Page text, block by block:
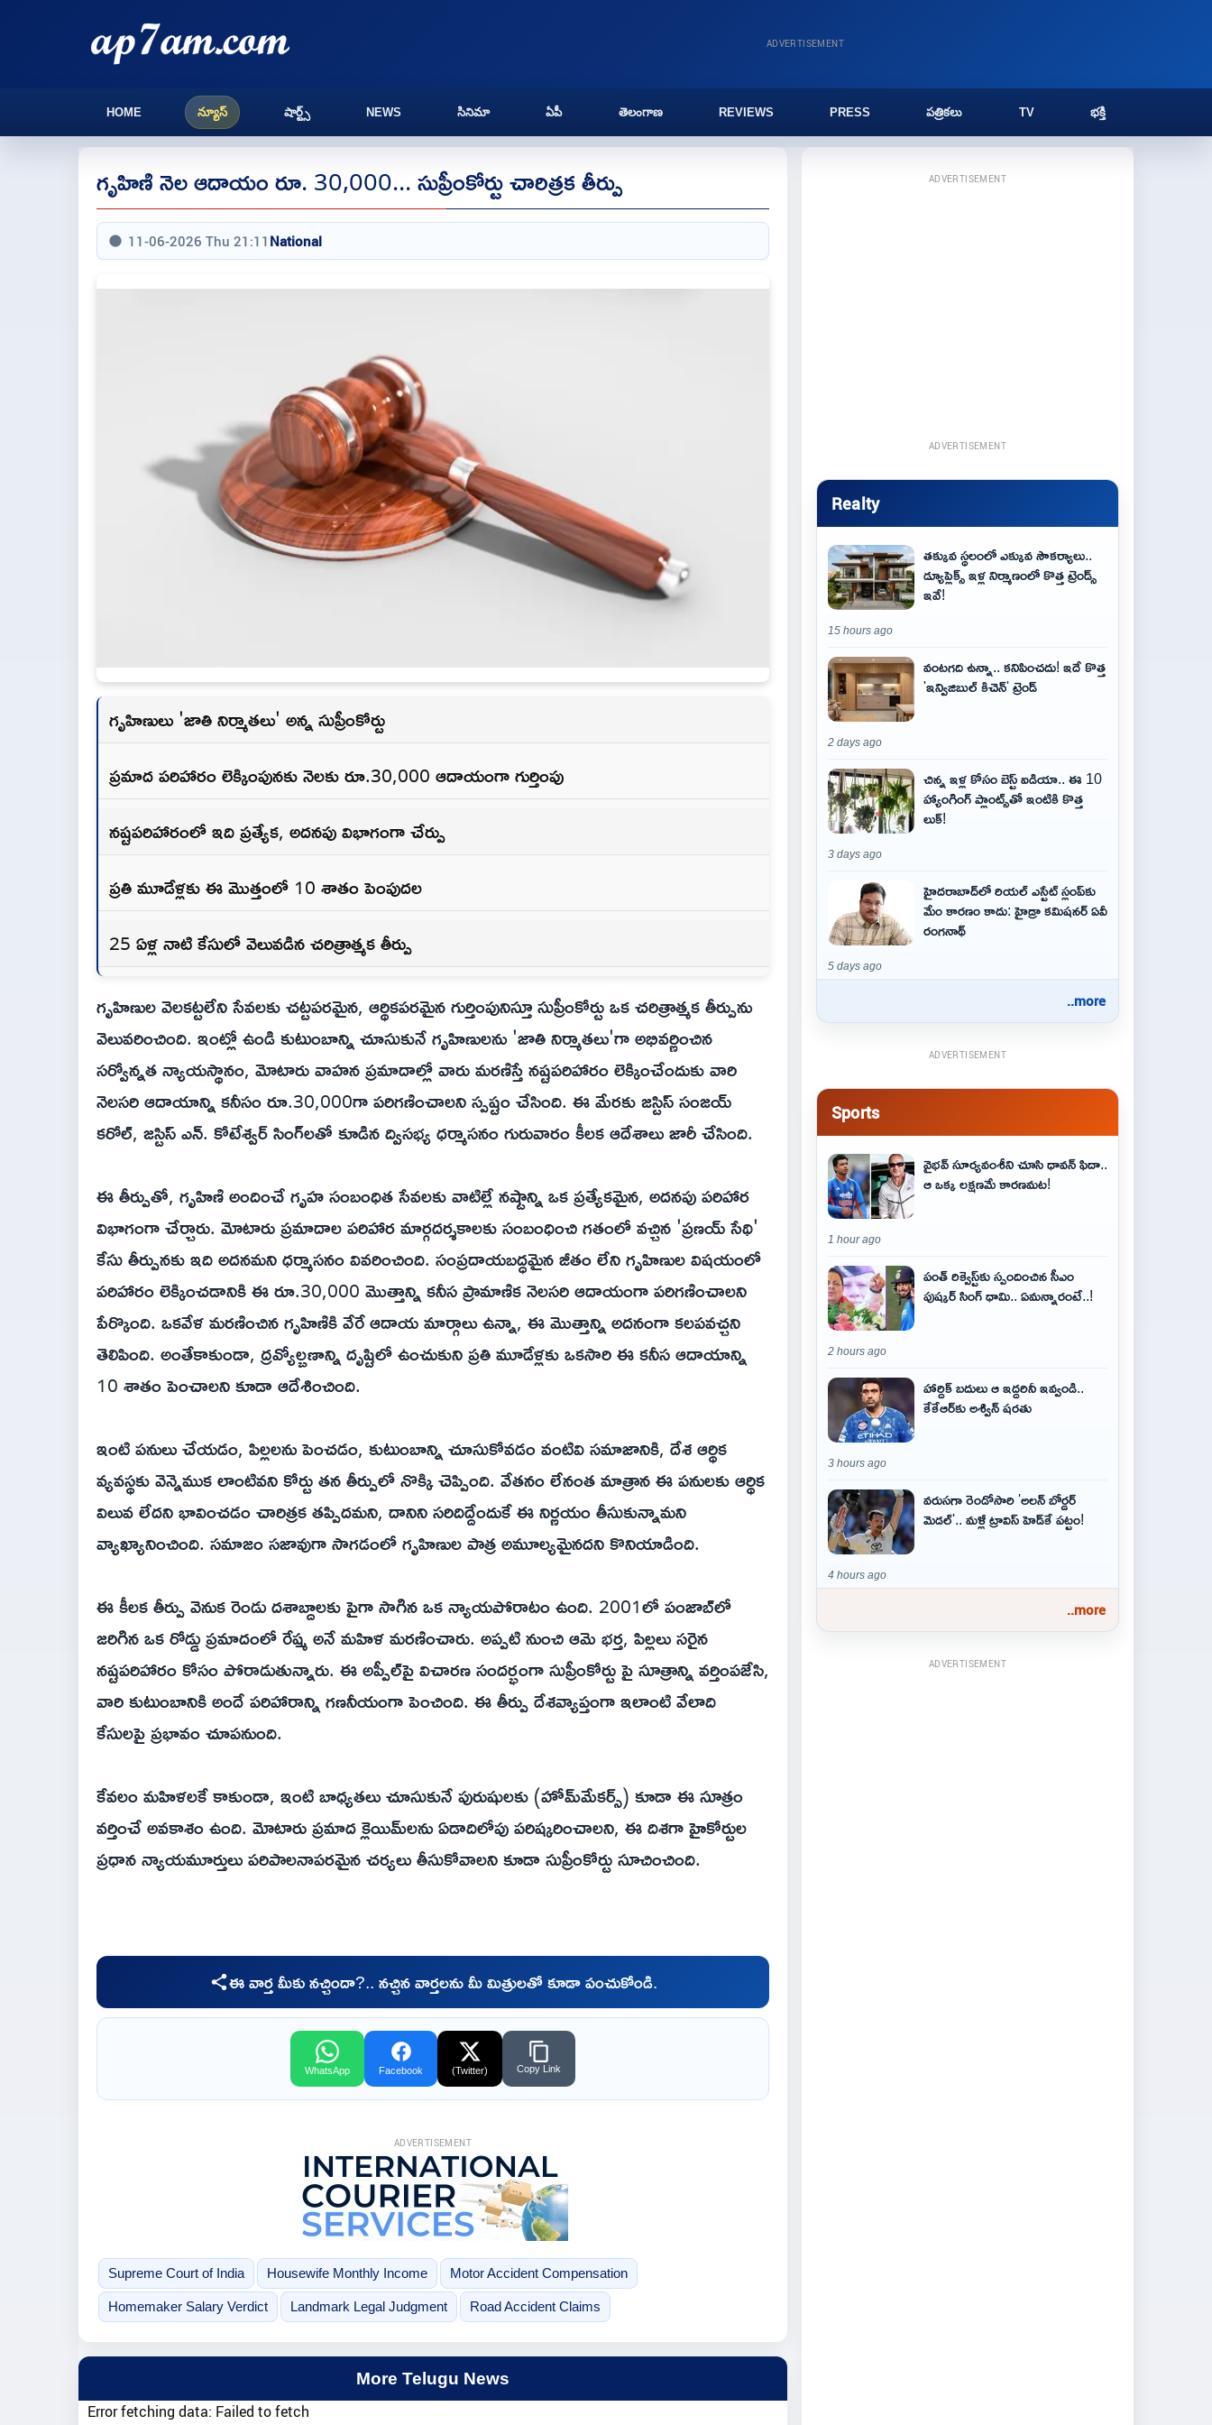
ADVERTISEMENT
HOME న్యూస్ షార్ట్స్ NEWS సినిమా ఏపీ తెలంగాణ REVIEWS PRESS పత్రికలు TV భక్తి
గృహిణి నెల ఆదాయం రూ. 30,000... సుప్రీంకోర్టు చారిత్రక తీర్పు
11-06-2026 Thu 21:11 National
గృహిణులు 'జాతి నిర్మాతలు' అన్న సుప్రీంకోర్టు
ప్రమాద పరిహారం లెక్కింపునకు నెలకు రూ.30,000 ఆదాయంగా గుర్తింపు
నష్టపరిహారంలో ఇది ప్రత్యేక, అదనపు విభాగంగా చేర్పు
ప్రతి మూడేళ్లకు ఈ మొత్తంలో 10 శాతం పెంపుదల
25 ఏళ్ల నాటి కేసులో వెలువడిన చరిత్రాత్మక తీర్పు
గృహిణుల వెలకట్టలేని సేవలకు చట్టపరమైన, ఆర్థికపరమైన గుర్తింపునిస్తూ సుప్రీంకోర్టు ఒక చరిత్రాత్మక తీర్పును
వెలువరించింది. ఇంట్లో ఉండి కుటుంబాన్ని చూసుకునే గృహిణులను 'జాతి నిర్మాతలు'గా అభివర్ణించిన
సర్వోన్నత న్యాయస్థానం, మోటారు వాహన ప్రమాదాల్లో వారు మరణిస్తే నష్టపరిహారం లెక్కించేందుకు వారి
నెలసరి ఆదాయాన్ని కనీసం రూ.30,000గా పరిగణించాలని స్పష్టం చేసింది. ఈ మేరకు జస్టిస్ సంజయ్
కరోల్, జస్టిస్ ఎన్. కోటేశ్వర్ సింగ్‌లతో కూడిన ద్విసభ్య ధర్మాసనం గురువారం కీలక ఆదేశాలు జారీ చేసింది.
ఈ తీర్పుతో, గృహిణి అందించే గృహ సంబంధిత సేవలకు వాటిల్లే నష్టాన్ని ఒక ప్రత్యేకమైన, అదనపు పరిహార
విభాగంగా చేర్చారు. మోటారు ప్రమాదాల పరిహార మార్గదర్శకాలకు సంబంధించి గతంలో వచ్చిన 'ప్రణయ్ సేథి'
కేసు తీర్పునకు ఇది అదనమని ధర్మాసనం వివరించింది. సంప్రదాయబద్ధమైన జీతం లేని గృహిణుల విషయంలో
పరిహారం లెక్కించడానికి ఈ రూ.30,000 మొత్తాన్ని కనీస ప్రామాణిక నెలసరి ఆదాయంగా పరిగణించాలని
పేర్కొంది. ఒకవేళ మరణించిన గృహిణికి వేరే ఆదాయ మార్గాలు ఉన్నా, ఈ మొత్తాన్ని అదనంగా కలపవచ్చని
తెలిపింది. అంతేకాకుండా, ద్రవ్యోల్బణాన్ని దృష్టిలో ఉంచుకుని ప్రతి మూడేళ్లకు ఒకసారి ఈ కనీస ఆదాయాన్ని
10 శాతం పెంచాలని కూడా ఆదేశించింది.
ఇంటి పనులు చేయడం, పిల్లలను పెంచడం, కుటుంబాన్ని చూసుకోవడం వంటివి సమాజానికి, దేశ ఆర్థిక
వ్యవస్థకు వెన్నెముక లాంటివని కోర్టు తన తీర్పులో నొక్కి చెప్పింది. వేతనం లేనంత మాత్రాన ఈ పనులకు ఆర్థిక
విలువ లేదని భావించడం చారిత్రక తప్పిదమని, దానిని సరిదిద్దేందుకే ఈ నిర్ణయం తీసుకున్నామని
వ్యాఖ్యానించింది. సమాజం సజావుగా సాగడంలో గృహిణుల పాత్ర అమూల్యమైనదని కొనియాడింది.
ఈ కీలక తీర్పు వెనుక రెండు దశాబ్దాలకు పైగా సాగిన ఒక న్యాయపోరాటం ఉంది. 2001లో పంజాబ్‌లో
జరిగిన ఒక రోడ్డు ప్రమాదంలో రేష్మ అనే మహిళ మరణించారు. అప్పటి నుంచి ఆమె భర్త, పిల్లలు సరైన
నష్టపరిహారం కోసం పోరాడుతున్నారు. ఈ అప్పీల్‌పై విచారణ సందర్భంగా సుప్రీంకోర్టు పై సూత్రాన్ని వర్తింపజేసి,
వారి కుటుంబానికి అందే పరిహారాన్ని గణనీయంగా పెంచింది. ఈ తీర్పు దేశవ్యాప్తంగా ఇలాంటి వేలాది
కేసులపై ప్రభావం చూపనుంది.
కేవలం మహిళలకే కాకుండా, ఇంటి బాధ్యతలు చూసుకునే పురుషులకు (హోమ్‌మేకర్స్‌) కూడా ఈ సూత్రం
వర్తించే అవకాశం ఉంది. మోటారు ప్రమాద క్లెయిమ్‌లను ఏడాదిలోపు పరిష్కరించాలని, ఈ దిశగా హైకోర్టుల
ప్రధాన న్యాయమూర్తులు పరిపాలనాపరమైన చర్యలు తీసుకోవాలని కూడా సుప్రీంకోర్టు సూచించింది.
ఈ వార్త మీకు నచ్చిందా?.. నచ్చిన వార్తలను మీ మిత్రులతో కూడా పంచుకోండి.
WhatsApp Facebook (Twitter) Copy Link
ADVERTISEMENT
Supreme Court of India Housewife Monthly Income Motor Accident Compensation
Homemaker Salary Verdict Landmark Legal Judgment Road Accident Claims
More Telugu News
Error fetching data: Failed to fetch
ADVERTISEMENT
ADVERTISEMENT
Realty
తక్కువ స్థలంలో ఎక్కువ సౌకర్యాలు..
డ్యూప్లెక్స్ ఇళ్ల నిర్మాణంలో కొత్త ట్రెండ్స్
ఇవే!
15 hours ago
వంటగది ఉన్నా.. కనిపించదు! ఇదే కొత్త
'ఇన్విజిబుల్ కిచెన్' ట్రెండ్
2 days ago
చిన్న ఇళ్ల కోసం బెస్ట్ ఐడియా.. ఈ 10
హ్యాంగింగ్ ప్లాంట్స్‌తో ఇంటికి కొత్త
లుక్!
3 days ago
హైదరాబాద్‌లో రియల్ ఎస్టేట్ స్లంప్‌కు
మేం కారణం కాదు: హైడ్రా కమిషనర్ ఏవీ
రంగనాథ్
5 days ago
..more
ADVERTISEMENT
Sports
వైభవ్‌ సూర్యవంశీని చూసి ధావన్‌ ఫిదా..
ఆ ఒక్క లక్షణమే కారణమట!
1 hour ago
పంత్ రిక్వెస్ట్‌కు స్పందించిన సీఎం
పుష్కర్ సింగ్ ధామి.. ఏమ‌న్నారంటే..!
2 hours ago
హార్దిక్ బదులు ఆ ఇద్దరినీ ఇవ్వండి..
కేకేఆర్‌కు అశ్విన్ షరతు
3 hours ago
వరుసగా రెండోసారి 'అలన్ బోర్డర్
మెడల్'.. మళ్లీ ట్రావిస్ హెడ్‌కే పట్టం!
4 hours ago
..more
ADVERTISEMENT